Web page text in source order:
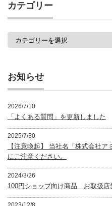
一
覧
カテゴリー
お知らせ
2026/7/10
「よくある質問」を更新しました
2025/7/30
【注意喚起】 当社名「株式会社
にご注意ください。
2024/3/26
100円ショップ向け商品 お取扱店